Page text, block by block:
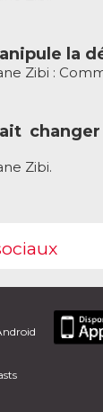
la
Zibi :
Zibi.